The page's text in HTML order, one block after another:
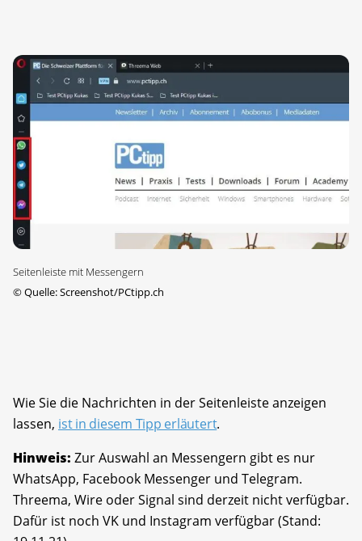
Seitenleiste mit Messengern
©Quelle: Screenshot/PCtipp.ch
Wie Sie die Nachrichten in der Seitenleiste anzeigen
lassen, ist in diesem Tipp erläutert.
Hinweis: Zur Auswahl an Messengern gibt es nur
WhatsApp, Facebook Messenger und Telegram.
Threema, Wire oder Signal sind derzeit nicht verfügbar.
Dafür ist noch VK und Instagram verfügbar (Stand: